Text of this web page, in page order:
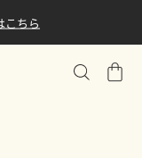
こちら
シ